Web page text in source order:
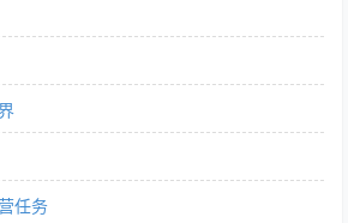
任务